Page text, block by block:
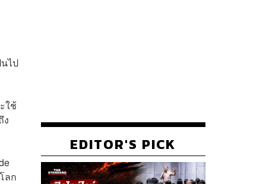
ไป
ใช้
ง
ลก
EDITOR'S PICK